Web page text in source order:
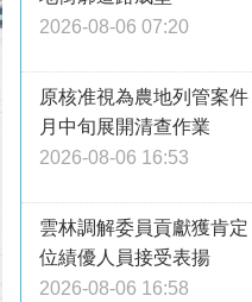
2026-08-06 07:20
原核准視為農地列管案
月中旬展開清查作業
2026-08-06 16:53
雲林調解委員貢獻獲肯
位績優人員接受表揚
2026-08-06 16:58